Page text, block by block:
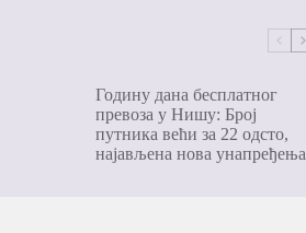
Годину дана бесплатног
превоза у Нишу: Број
путника већи за 22 одсто,
најављена нова унапређења